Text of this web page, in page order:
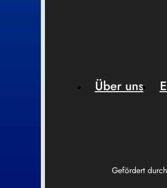
Gefördert
Über uns